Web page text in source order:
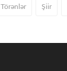
Törənlər Şiir